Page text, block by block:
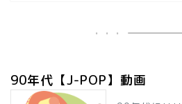
90年代【J-POP】動画